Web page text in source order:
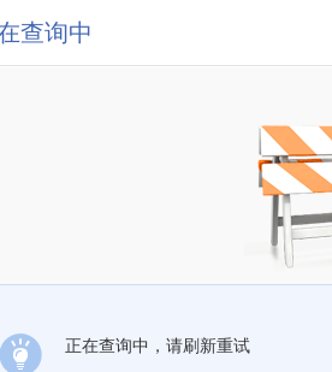
查询中
正在查询中，请刷新重试